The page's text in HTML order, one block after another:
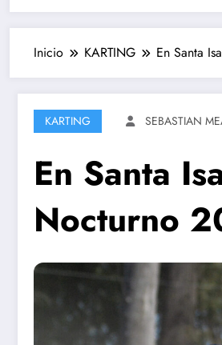
Inicio KARTING En Santa
KARTING SEBASTIAN
En Santa
Nocturno